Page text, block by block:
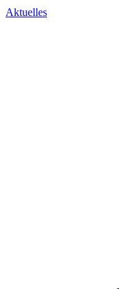
Aktuelles